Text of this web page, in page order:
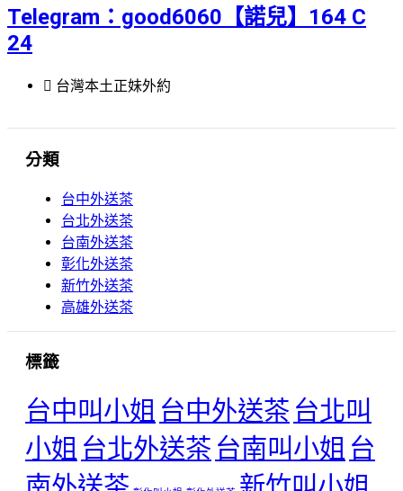
Telegram：good6060【諾兒】164 C
24
台灣本土正妹外約
分類
台中外送茶
台北外送茶
台南外送茶
彰化外送茶
新竹外送茶
高雄外送茶
標籤
台中叫小姐 台中外送茶 台北叫
小姐 台北外送茶 台南叫小姐 台